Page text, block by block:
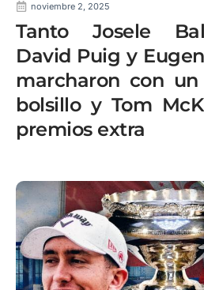
noviembre 2, 2025
Tanto Josele
David Puig y
marcharon con
bolsillo y Tom
premios extra